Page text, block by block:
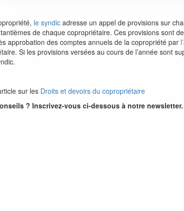
le syndic adresse un appel de provisions sur
de chaque copropriétaire. Ces provisions sont
approbation des comptes annuels de la copropriété par
Si les provisions versées au cours de l’année sont
sur les Droits et devoirs du copropriétaire
? Inscrivez-vous ci-dessous à notre newsletter.